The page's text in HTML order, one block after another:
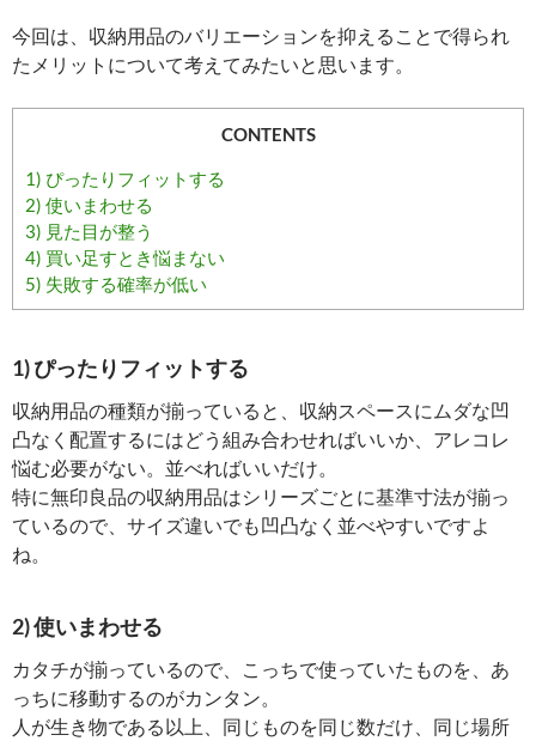
今回は、収納用品のバリエーションを抑えることで得られ
たメリットについて考えてみたいと思います。
CONTENTS
1) ぴったりフィットする
2) 使いまわせる
3) 見た目が整う
4) 買い足すとき悩まない
5) 失敗する確率が低い
1) ぴったりフィットする
収納用品の種類が揃っていると、収納スペースにムダな凹
凸なく配置するにはどう組み合わせればいいか、アレコレ
悩む必要がない。並べればいいだけ。
特に無印良品の収納用品はシリーズごとに基準寸法が揃っ
ているので、サイズ違いでも凹凸なく並べやすいですよ
ね。
2) 使いまわせる
カタチが揃っているので、こっちで使っていたものを、あ
っちに移動するのがカンタン。
人が生き物である以上、同じものを同じ数だけ、同じ場所